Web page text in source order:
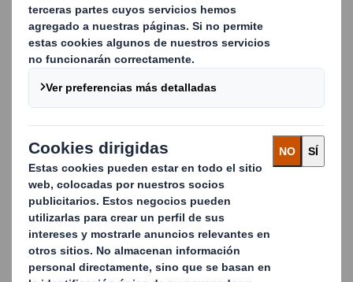
Bajos costes de desarrolloen comparación con otros
tipos de materiales de embalaje automotriz.
Diseño y impresión personalizados:Nuestras
soluciones de embalaje a medida proporcionan una
protección óptima para las piezas automotrices y
reflejan tu marca.
Carousel. Use previous and next buttons to move